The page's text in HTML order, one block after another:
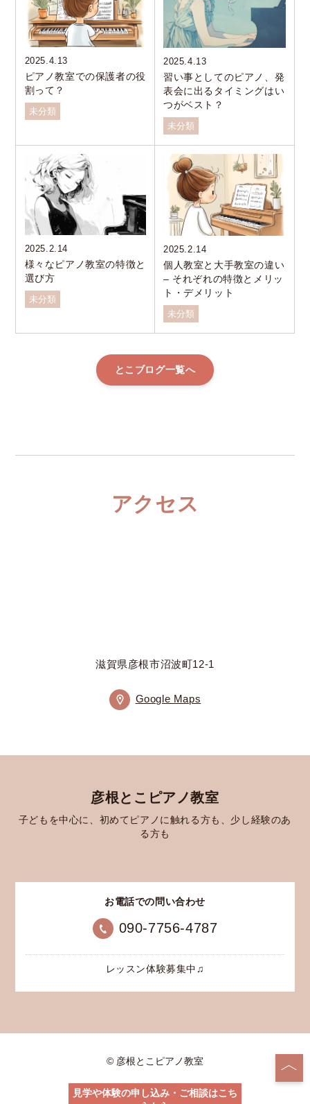
2025.4.13
ピアノ教室での保護者の役
割って？
未分類
2025.4.13
習い事としてのピアノ、発
表会に出るタイミングはい
つがベスト？
未分類
2025.2.14
様々なピアノ教室の特徴と
選び方
未分類
2025.2.14
個人教室と大手教室の違い
– それぞれの特徴とメリッ
ト・デメリット
未分類
とこブログ一覧へ
見学や体験の申し込み・ご相談はこち
アクセス
滋賀県彦根市沼波町12-1
Google Maps
彦根とこピアノ教室
子どもを中心に、初めてピアノに触れる方も、少し経験のあ
る方も
お電話での問い合わせ
090-7756-4787
レッスン体験募集中♫
© 彦根とこピアノ教室